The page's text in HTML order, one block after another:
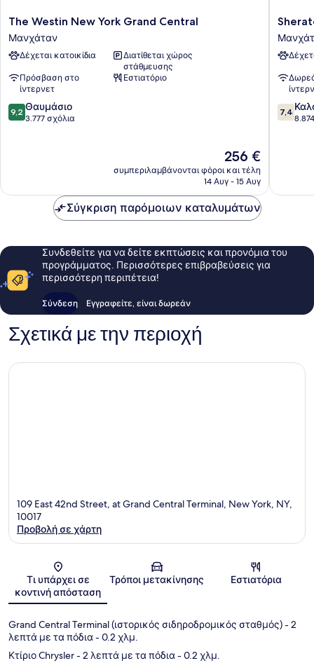
The
Westin
New
York
Central
Μανχάταν
The Westin New York Grand Central
Μανχάταν
Δέχεται κατοικίδια
Διατίθεται χώρος
στάθμευσης
Πρόσβαση στο
ίντερνετ
Εστιατόριο
9.2
στα
9,2 Θαυμάσιο
3.777 σχόλια
Η
τιμή
είναι
256 €
συμπεριλαμβάνονται φόροι και τέλη
14 Αυγ - 15 Αυγ
New
York
Times
Hotel
7.4
στα
7,4
Σύγκριση παρόμοιων καταλυμάτων
Συνδεθείτε για να δείτε εκπτώσεις και προνόμια του
προγράμματος. Περισσότερες επιβραβεύσεις για
περισσότερη περιπέτεια!
Σύνδεση Εγγραφείτε, είναι δωρεάν
Σχετικά με την περιοχή
109 East 42nd Street, at Grand Central Terminal, New York, NY,
10017
Προβολή σε χάρτη
Τι υπάρχει σε
κοντινή απόσταση
Τρόποι μετακίνησης Εστιατόρια
Grand Central Terminal (ιστορικός σιδηροδρομικός σταθμός)- 2
λεπτά με τα πόδια- 0.2 χλμ.
Κτίριο Chrysler- 2 λεπτά με τα πόδια- 0.2 χλμ.